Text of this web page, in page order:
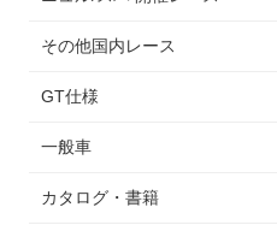
その他国内レース
GT仕様
一般車
カタログ・書籍